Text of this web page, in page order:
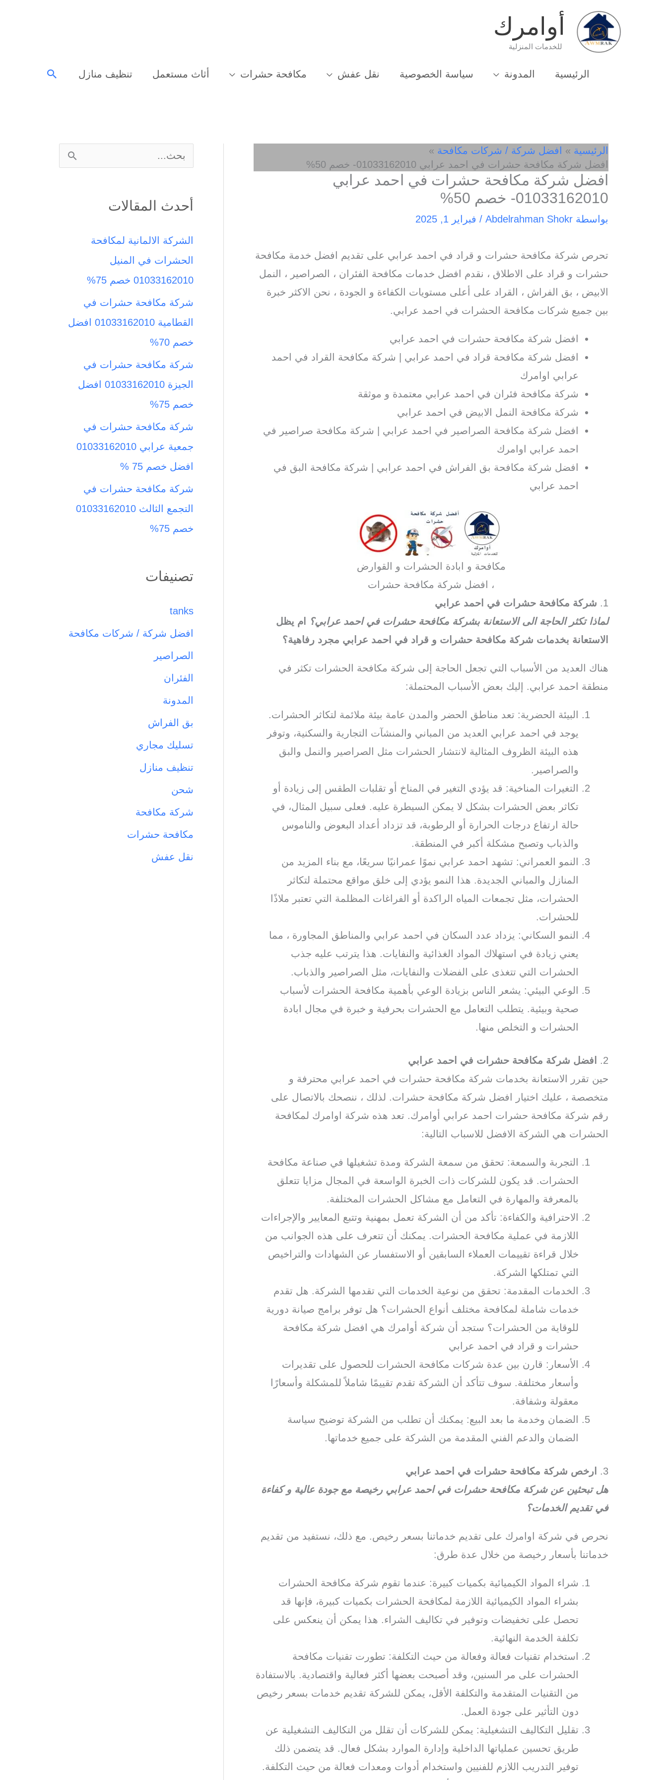
أوامرك
للخدمات المنزلية
الرئيسية المدونة سياسة الخصوصية نقل عفش مكافحة حشرات أثاث مستعمل تنظيف منازل البحث
الرئيسية
افضل شركة / شركات مكافحة
افضل شركة مكافحة حشرات في احمد عرابي 01033162010- خصم 50%
افضل شركة مكافحة حشرات في احمد عرابي
01033162010- خصم 50%
بواسطة Abdelrahman Shokr
/ فبراير 1, 2025
تحرص شركة مكافحة حشرات و قراد في احمد عرابي على تقديم افضل خدمة مكافحة
حشرات و قراد على الاطلاق ، نقدم افضل خدمات مكافحة الفئران ، الصراصير ، النمل
الابيض ، بق الفراش ، القراد على أعلى مستويات الكفاءة و الجودة ، نحن الاكثر خبرة
بين جميع شركات مكافحة الحشرات في احمد عرابي.
افضل شركة مكافحة حشرات في احمد عرابي
افضل شركة مكافحة قراد في احمد عرابي | شركة مكافحة القراد في احمد
عرابي اوامرك
شركة مكافحة فئران في احمد عرابي معتمدة و موثقة
شركة مكافحة النمل الابيض في احمد عرابي
افضل شركة مكافحة الصراصير في احمد عرابي | شركة مكافحة صراصير في
احمد عرابي اوامرك
افضل شركة مكافحة بق الفراش في احمد عرابي | شركة مكافحة البق في
احمد عرابي
مكافحة و ابادة الحشرات و القوارض
، افضل شركة مكافحة حشرات
1.
شركة مكافحة حشرات في احمد عرابي
لماذا تكثر الحاجة الى الاستعانة بشركة مكافحة حشرات في احمد عرابي؟
ام يظل
الاستعانة بخدمات شركة مكافحة حشرات و قراد في احمد عرابي مجرد رفاهية؟
هناك العديد من الأسباب التي تجعل الحاجة إلى شركة مكافحة الحشرات تكثر في
منطقة احمد عرابي. إليك بعض الأسباب المحتملة:
البيئة الحضرية: تعد مناطق الحضر والمدن عامة بيئة ملائمة لتكاثر الحشرات.
يوجد في احمد عرابي العديد من المباني والمنشآت التجارية والسكنية، وتوفر
هذه البيئة الظروف المثالية لانتشار الحشرات مثل الصراصير والنمل والبق
والصراصير.
التغيرات المناخية: قد يؤدي التغير في المناخ أو تقلبات الطقس إلى زيادة أو
تكاثر بعض الحشرات بشكل لا يمكن السيطرة عليه. فعلى سبيل المثال، في
حالة ارتفاع درجات الحرارة أو الرطوبة، قد تزداد أعداد البعوض والناموس
والذباب وتصبح مشكلة أكبر في المنطقة.
النمو العمراني: تشهد احمد عرابي نموًا عمرانيًا سريعًا، مع بناء المزيد من
المنازل والمباني الجديدة. هذا النمو يؤدي إلى خلق مواقع محتملة لتكاثر
الحشرات، مثل تجمعات المياه الراكدة أو الفراغات المظلمة التي تعتبر ملاذًا
للحشرات.
النمو السكاني: يزداد عدد السكان في احمد عرابي والمناطق المجاورة ، مما
يعني زيادة في استهلاك المواد الغذائية والنفايات. هذا يترتب عليه جذب
الحشرات التي تتغذى على الفضلات والنفايات، مثل الصراصير والذباب.
الوعي البيئي: يشعر الناس بزيادة الوعي بأهمية مكافحة الحشرات لأسباب
صحية وبيئية. يتطلب التعامل مع الحشرات بحرفية و خبرة في مجال ابادة
الحشرات و التخلص منها.
2.
افضل شركة مكافحة حشرات في احمد عرابي
حين تقرر الاستعانة بخدمات شركة مكافحة حشرات في احمد عرابي محترفة و
متخصصة ، عليك اختيار افضل شركة مكافحة حشرات. لذلك ، ننصحك بالاتصال على
رقم شركة مكافحة حشرات احمد عرابي أوامرك. تعد هذه شركة اوامرك لمكافحة
الحشرات هي الشركة الافضل للاسباب التالية:
التجربة والسمعة: تحقق من سمعة الشركة ومدة تشغيلها في صناعة مكافحة
الحشرات. قد يكون للشركات ذات الخبرة الواسعة في المجال مزايا تتعلق
بالمعرفة والمهارة في التعامل مع مشاكل الحشرات المختلفة.
الاحترافية والكفاءة: تأكد من أن الشركة تعمل بمهنية وتتبع المعايير والإجراءات
اللازمة في عملية مكافحة الحشرات. يمكنك أن تتعرف على هذه الجوانب من
خلال قراءة تقييمات العملاء السابقين أو الاستفسار عن الشهادات والتراخيص
التي تمتلكها الشركة.
الخدمات المقدمة: تحقق من نوعية الخدمات التي تقدمها الشركة. هل تقدم
خدمات شاملة لمكافحة مختلف أنواع الحشرات؟ هل توفر برامج صيانة دورية
للوقاية من الحشرات؟ ستجد أن شركة أوامرك هي افضل شركة مكافحة
حشرات و قراد في احمد عرابي
الأسعار: قارن بين عدة شركات مكافحة الحشرات للحصول على تقديرات
وأسعار مختلفة. سوف تتأكد أن الشركة تقدم تقييمًا شاملاً للمشكلة وأسعارًا
معقولة وشفافة.
الضمان وخدمة ما بعد البيع: يمكنك أن تطلب من الشركة توضيح سياسة
الضمان والدعم الفني المقدمة من الشركة على جميع خدماتها.
3.
ارخص شركة مكافحة حشرات في احمد عرابي
هل تبحثين عن شركة مكافحة حشرات في احمد عرابي رخيصة مع جودة عالية و كفاءة
في تقديم الخدمات؟
نحرص في شركة اوامرك على تقديم خدماتنا بسعر رخيص. مع ذلك، نستفيد من تقديم
خدماتنا بأسعار رخيصة من خلال عدة طرق:
شراء المواد الكيميائية بكميات كبيرة: عندما تقوم شركة مكافحة الحشرات
بشراء المواد الكيميائية اللازمة لمكافحة الحشرات بكميات كبيرة، فإنها قد
تحصل على تخفيضات وتوفير في تكاليف الشراء. هذا يمكن أن ينعكس على
تكلفة الخدمة النهائية.
استخدام تقنيات فعالة وفعالة من حيث التكلفة: تطورت تقنيات مكافحة
الحشرات على مر السنين، وقد أصبحت بعضها أكثر فعالية واقتصادية. بالاستفادة
من التقنيات المتقدمة والتكلفة الأقل، يمكن للشركة تقديم خدمات بسعر رخيص
دون التأثير على جودة العمل.
تقليل التكاليف التشغيلية: يمكن للشركات أن تقلل من التكاليف التشغيلية عن
طريق تحسين عملياتها الداخلية وإدارة الموارد بشكل فعال. قد يتضمن ذلك
توفير التدريب اللازم للفنيين واستخدام أدوات ومعدات فعالة من حيث التكلفة.
ب
ث
ع
ن
أحدث المقالات
الشركة الالمانية لمكافحة
الحشرات في المنيل
01033162010 خصم 75%
شركة مكافحة حشرات في
القطامية 01033162010 افضل
خصم 70%
شركة مكافحة حشرات في
الجيزة 01033162010 افضل
خصم 75%
شركة مكافحة حشرات في
جمعية عرابي 01033162010
افضل خصم 75 %
شركة مكافحة حشرات في
التجمع الثالث 01033162010
خصم 75%
تصنيفات
tanks
افضل شركة / شركات مكافحة
الصراصير
الفئران
المدونة
بق الفراش
تسليك مجاري
تنظيف منازل
شحن
شركة مكافحة
مكافحة حشرات
نقل عفش